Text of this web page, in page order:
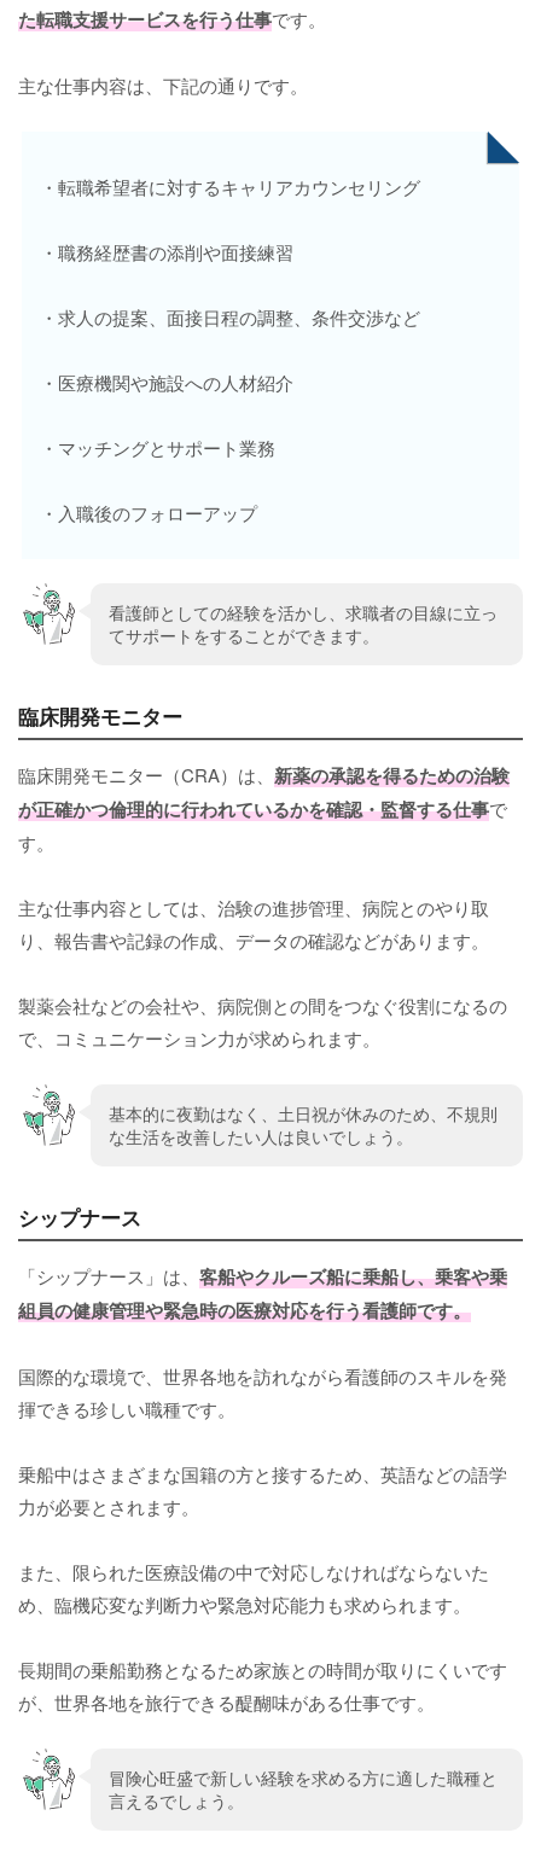
た転職支援サービスを行う仕事です。
主な仕事内容は、下記の通りです。
・転職希望者に対するキャリアカウンセリング
・職務経歴書の添削や面接練習
・求人の提案、面接日程の調整、条件交渉など
・医療機関や施設への人材紹介
・マッチングとサポート業務
・入職後のフォローアップ
看護師としての経験を活かし、求職者の目線に立っ
てサポートをすることができます。
臨床開発モニター
臨床開発モニター（CRA）は、 新薬の承認を得るための治験
が正確かつ倫理的に行われているかを確認・監督する仕事で
す。
主な仕事内容としては、治験の進捗管理、病院とのやり取
り、報告書や記録の作成、データの確認などがあります。
製薬会社などの会社や、病院側との間をつなぐ役割になるの
で、コミュニケーション力が求められます。
基本的に夜勤はなく、土日祝が休みのため、不規則
な生活を改善したい人は良いでしょう。
シップナース
「シップナース」は、 客船やクルーズ船に乗船し、乗客や乗
組員の健康管理や緊急時の医療対応を行う看護師です。
国際的な環境で、世界各地を訪れながら看護師のスキルを発
揮できる珍しい職種です。
乗船中はさまざまな国籍の方と接するため、英語などの語学
力が必要とされます。
また、限られた医療設備の中で対応しなければならないた
め、臨機応変な判断力や緊急対応能力も求められます。
長期間の乗船勤務となるため家族との時間が取りにくいです
が、世界各地を旅行できる醍醐味がある仕事です。
冒険心旺盛で新しい経験を求める方に適した職種と
言えるでしょう。